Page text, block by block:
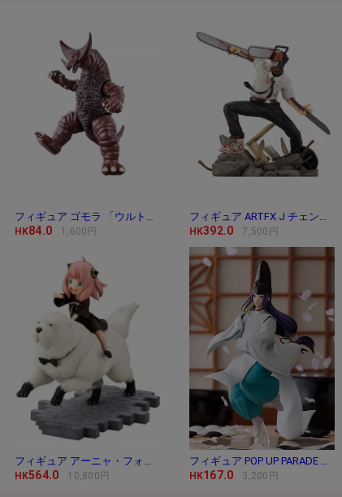
Letao 保有所有變更、修改
HK84.0 1,600円 HK392.0 7,500円
HK564.0 10,800円 HK167.0 3,200円